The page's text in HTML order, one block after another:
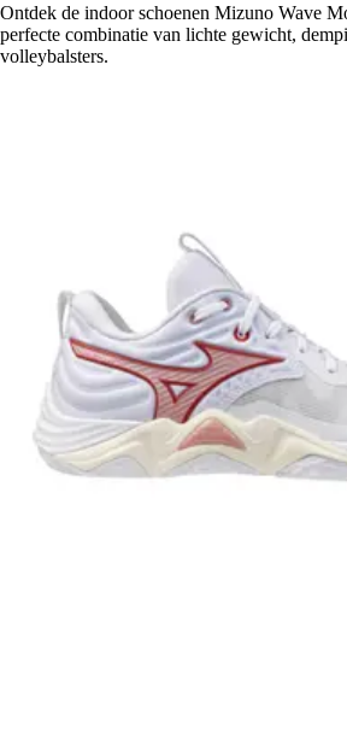
Ontdek de indoor schoenen Mizuno Wave
perfecte combinatie van lichte gewicht,
volleybalsters.